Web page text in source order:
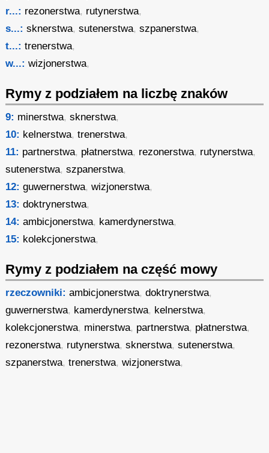
r...: rezonerstwa, rutynerstwa,
s...: sknerstwa,sutenerstwa,szpanerstwa,
t...: trenerstwa,
w...: wizjonerstwa,
Rymy z podziałem na liczbę znaków
9: minerstwa,sknerstwa,
10: kelnerstwa,trenerstwa,
11: partnerstwa, płatnerstwa, rezonerstwa, rutynerstwa,
sutenerstwa,szpanerstwa,
12: guwernerstwa,wizjonerstwa,
13: doktrynerstwa,
14: ambicjonerstwa, kamerdynerstwa,
15: kolekcjonerstwa,
Rymy z podziałem na część mowy
rzeczowniki: ambicjonerstwa,doktrynerstwa,
guwernerstwa, kamerdynerstwa, kelnerstwa,
kolekcjonerstwa, minerstwa, partnerstwa, płatnerstwa,
rezonerstwa, rutynerstwa,sknerstwa,sutenerstwa,
szpanerstwa,trenerstwa,wizjonerstwa,